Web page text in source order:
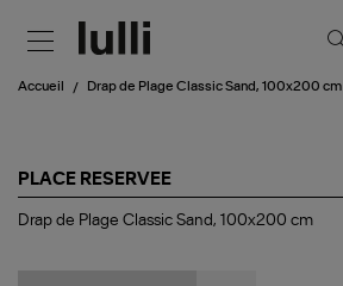
Accueil Drap de Plage Classic Sand, 100x200 cm
PLACE RESERVEE
Drap
Drap de Plage Classic Sand, 100x200 cm